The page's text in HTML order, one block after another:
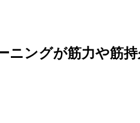
ニングが筋力や筋